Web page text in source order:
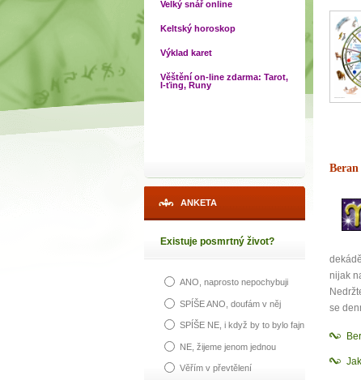
Velký snář online
Keltský horoskop
Výklad karet
Věštění on-line zdarma: Tarot,
I-ťing, Runy
ANKETA
Existuje posmrtný život?
ANO, naprosto nepochybuji
SPÍŠE ANO, doufám v něj
SPÍŠE NE, i když by to bylo fajn
NE, žijeme jenom jednou
Věřím v převtělení
Beran
nijak
se